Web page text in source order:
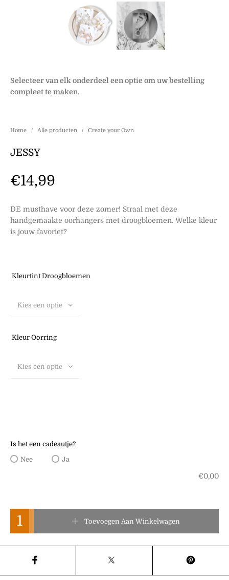
Home / Alle producten / Create your Own
JESSY
€14,99
DE musthave voor deze zomer! Straal met deze
handgemaakte oorhangers met droogbloemen. Welke kleur
is jouw favoriet?
Selecteer van elk onderdeel een optie om uw bestelling
compleet te maken.
Kleurtint Droogbloemen
Kies een optie
Kleur Oorring
Kies een optie
Is het een cadeautje?
Nee
Ja
€0,00
Toevoegen Aan Winkelwagen